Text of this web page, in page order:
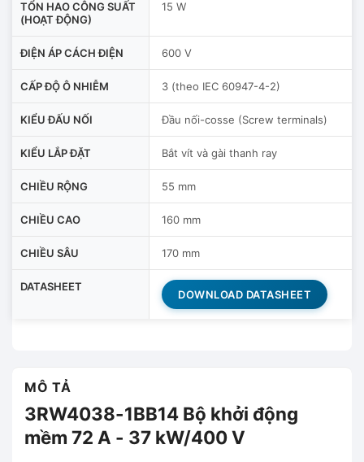
TỔN HAO CÔNG SUẤT
(HOẠT ĐỘNG)
15 W
ĐIỆN ÁP CÁCH ĐIỆN 600 V
CẤP ĐỘ Ô NHIỄM 3 (theo IEC 60947-4-2)
KIỂU ĐẤU NỐI Đầu nối-cosse (Screw terminals)
KIỂU LẮP ĐẶT Bắt vít và gài thanh ray
CHIỀU RỘNG 55 mm
CHIỀU CAO 160 mm
CHIỀU SÂU 170 mm
DATASHEET
DOWNLOAD DATASHEET
MÔ TẢ
3RW4038-1BB14 Bộ khởi động
mềm 72 A - 37 kW/400 V